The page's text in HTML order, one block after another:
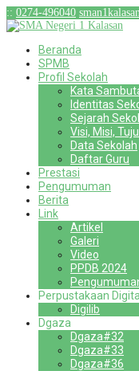
:: 0274-496040
Beranda
SPMB
Profil Sekolah
Kata
Identitas
Sejarah
Visi, Misi,
Data Sekolah
Daftar Guru
Prestasi
Pengumuman
Berita
Link
Artikel
Galeri
Video
PPDB 2024
Perpustakaan Digital
Digilib
Dgaza
Dgaza#32
Dgaza#33
Dgaza#36